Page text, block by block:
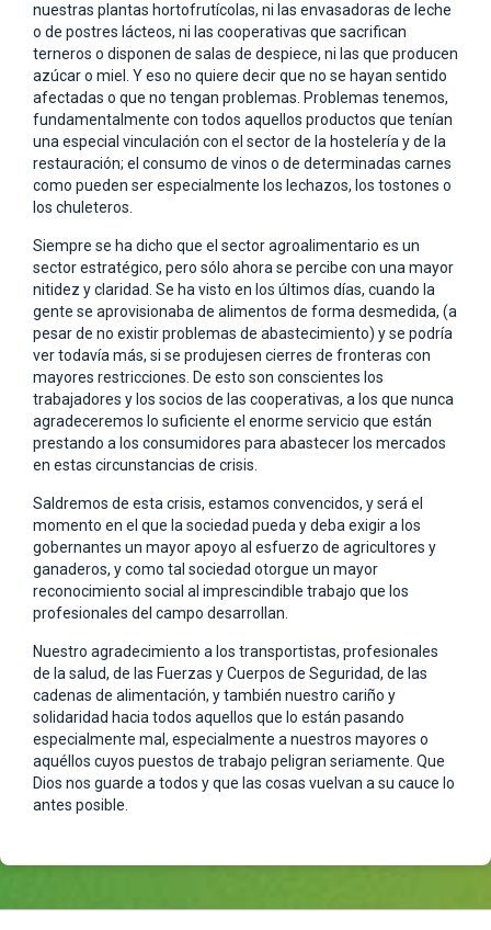
nuestras plantas hortofrutícolas, ni las envasadoras de leche
o de postres lácteos, ni las cooperativas que sacrifican
terneros o disponen de salas de despiece, ni las que producen
azúcar o miel. Y eso no quiere decir que no se hayan sentido
afectadas o que no tengan problemas. Problemas tenemos,
fundamentalmente con todos aquellos productos que tenían
una especial vinculación con el sector de la hostelería y de la
restauración; el consumo de vinos o de determinadas carnes
como pueden ser especialmente los lechazos, los tostones o
los chuleteros.
Siempre se ha dicho que el sector agroalimentario es un
sector estratégico, pero sólo ahora se percibe con una mayor
nitidez y claridad. Se ha visto en los últimos días, cuando la
gente se aprovisionaba de alimentos de forma desmedida, (a
pesar de no existir problemas de abastecimiento) y se podría
ver todavía más, si se produjesen cierres de fronteras con
mayores restricciones. De esto son conscientes los
trabajadores y los socios de las cooperativas, a los que nunca
agradeceremos lo suficiente el enorme servicio que están
prestando a los consumidores para abastecer los mercados
en estas circunstancias de crisis.
Saldremos de esta crisis, estamos convencidos, y será el
momento en el que la sociedad pueda y deba exigir a los
gobernantes un mayor apoyo al esfuerzo de agricultores y
ganaderos, y como tal sociedad otorgue un mayor
reconocimiento social al imprescindible trabajo que los
profesionales del campo desarrollan.
Nuestro agradecimiento a los transportistas, profesionales
de la salud, de las Fuerzas y Cuerpos de Seguridad, de las
cadenas de alimentación, y también nuestro cariño y
solidaridad hacia todos aquellos que lo están pasando
especialmente mal, especialmente a nuestros mayores o
aquéllos cuyos puestos de trabajo peligran seriamente. Que
Dios nos guarde a todos y que las cosas vuelvan a su cauce lo
antes posible.